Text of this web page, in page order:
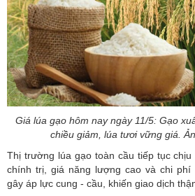
Giá lúa gạo hôm nay ngày 11/5: Gạo
chiều giảm, lúa tươi vững giá.
Thị trường lúa gạo toàn cầu tiếp tục
chính trị, giá năng lượng cao và chi phí
gây áp lực cung - cầu, khiến giao dịch